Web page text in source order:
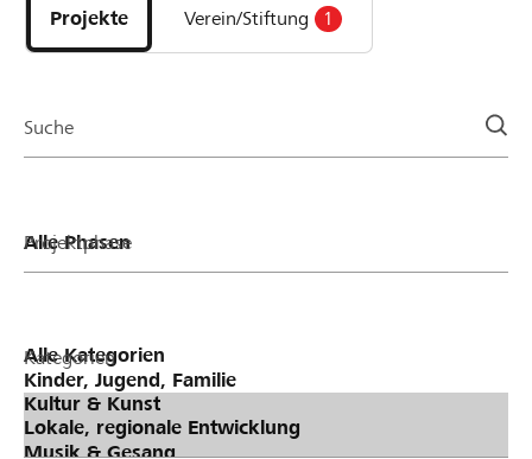
und
Organisationen
Projekte Verein/Stiftung 1
Suche
Projektphase
Kategorien